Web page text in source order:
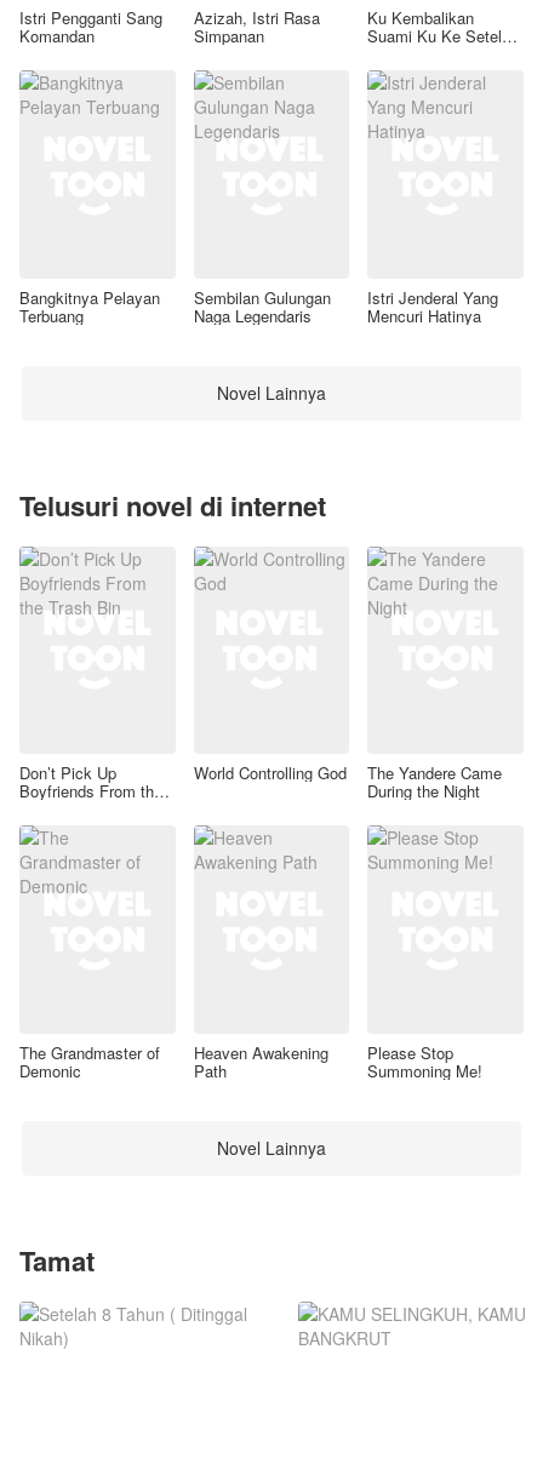
Istri Pengganti Sang
Komandan
Azizah, Istri Rasa
Simpanan
Ku Kembalikan
Suami Ku Ke Setelan
Bangkitnya Pelayan
Terbuang
Sembilan Gulungan
Naga Legendaris
Istri Jenderal Yang
Mencuri Hatinya
Novel Lainnya
Telusuri novel di internet
Don’t Pick Up
Boyfriends From the
World Controlling God The Yandere Came
During the Night
The Grandmaster of
Demonic
Heaven Awakening
Path
Please Stop
Summoning Me!
Novel Lainnya
Tamat